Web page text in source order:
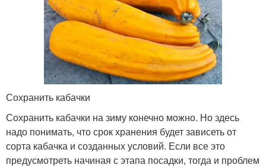
Сохранить кабачки
Сохранить кабачки на зиму конечно можно. Но здесь
надо понимать, что срок хранения будет зависеть от
сорта кабачка и созданных условий. Если все это
предусмотреть начиная с этапа посадки, тогда и проблем